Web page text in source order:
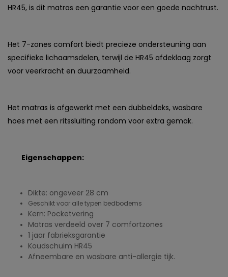
HR45, is dit matras een garantie voor een goede nachtrust.
Het 7-zones comfort biedt precieze ondersteuning aan
specifieke lichaamsdelen, terwijl de HR45 afdeklaag zorgt
voor veerkracht en duurzaamheid.
Het matras is afgewerkt met een dubbeldeks, wasbare
hoes met een ritssluiting rondom voor extra gemak.
Eigenschappen:
Dikte: ongeveer 28 cm
Geschikt voor alle typen bedbodems
Kern: Pocketvering
Matras verdeeld over 7 comfortzones
1 jaar fabrieksgarantie
Koudschuim HR45
Afneembare en wasbare anti-allergie tijk.